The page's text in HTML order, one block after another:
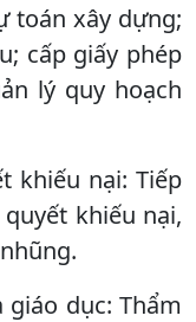
toán xây dựng;
cấp giấy phép
lý quy hoạch
khiếu nại: Tiếp
khiếu nại,
dục: Thẩm